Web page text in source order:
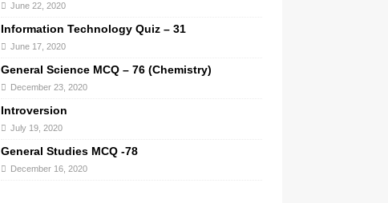
June 22, 2020
Information Technology Quiz – 31
June 17, 2020
General Science MCQ – 76 (Chemistry)
December 23, 2020
Introversion
July 19, 2020
General Studies MCQ -78
December 16, 2020